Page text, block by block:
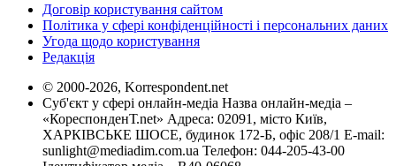
Договір користування сайтом
Політика у сфері конфіденційності і персональних даних
Угода щодо користування
Редакція
© 2000-2026, Korrespondent.net
Суб'єкт у сфері онлайн-медіа Назва онлайн-медіа –
«КореспонденТ.net» Адреса: 02091, місто Київ,
ХАРКІВСЬКЕ ШОСЕ, будинок 172-Б, офіс 208/1 E-mail:
sunlight@mediadim.com.ua Телефон: 044-205-43-00